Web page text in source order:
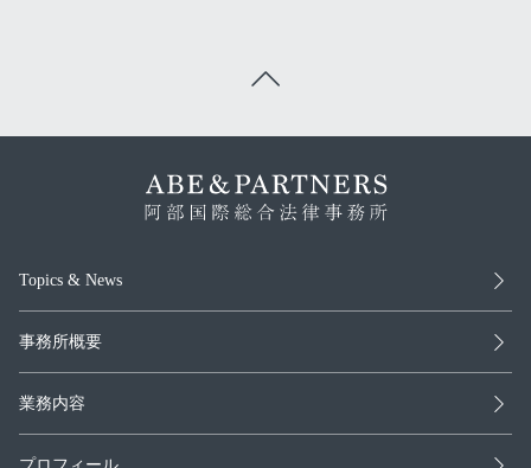
Topics & News
事務所概要
業務内容